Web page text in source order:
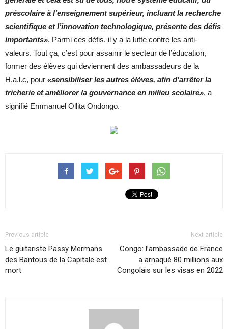
préscolaire à l’enseignement supérieur, incluant la recherche
scientifique et l’innovation technologique, présente des défis
importants». Parmi ces défis, il y a la lutte contre les anti-
valeurs. Tout ça, c’est pour assainir le secteur de l’éducation,
former des élèves qui deviennent des ambassadeurs de la
H.a.l.c, pour «sensibiliser les autres élèves, afin d’arrêter la
tricherie et améliorer la gouvernance en milieu scolaire», a
signifié Emmanuel Ollita Ondongo.
Previous article
Le guitariste Passy Mermans
des Bantous de la Capitale est
mort
Next article
Congo: l’ambassade de France
a arnaqué 80 millions aux
Congolais sur les visas en 2022